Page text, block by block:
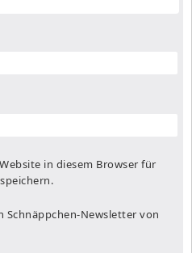
in diesem Browser für
Schnäppchen-Newsletter von